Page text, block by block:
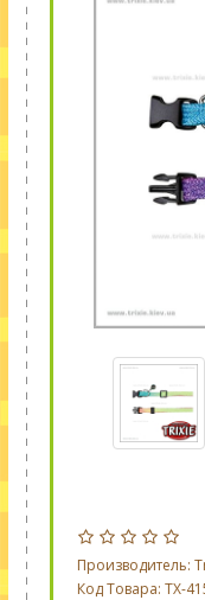
Производитель:
Код Товара: TX-